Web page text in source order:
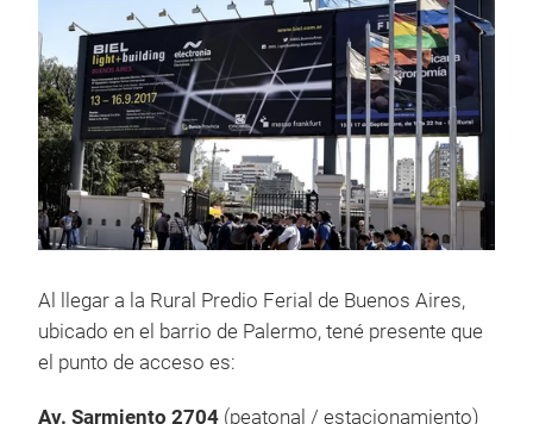
Al llegar a la Rural Predio Ferial de Buenos Aires,
ubicado en el barrio de Palermo, tené presente que
el punto de acceso es:
Av. Sarmiento 2704 (peatonal / estacionamiento)